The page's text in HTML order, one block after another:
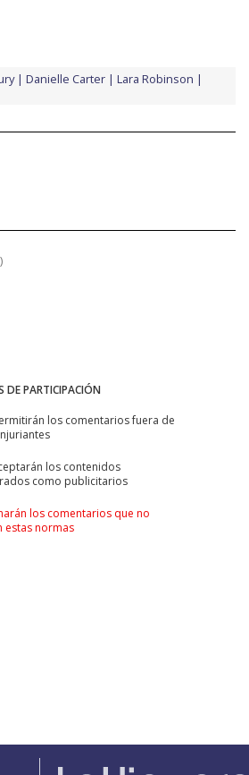
Danielle Carter
Lara Robinson
)
DE PARTICIPACIÓN
los comentarios fuera de
los contenidos
como publicitarios
los comentarios que no
estas normas